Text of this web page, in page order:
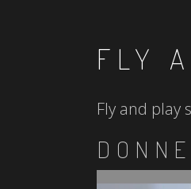
FLY
Fly and play